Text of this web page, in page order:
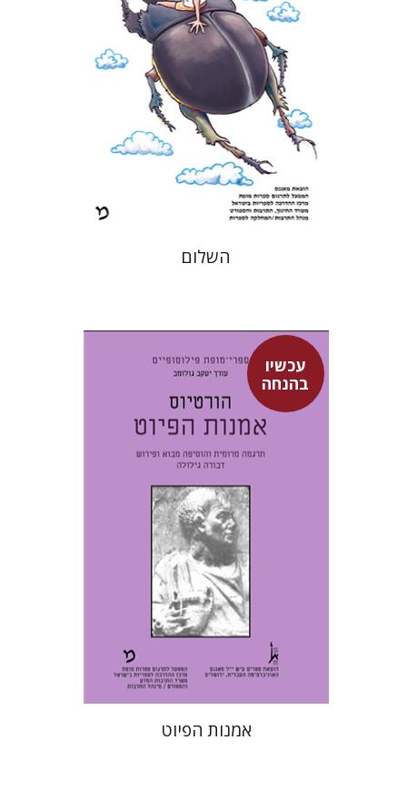
הנחת אתר ספר מודפס
$23
$21
השלום
עכשיו
בהנחה
קוינטוס הורטיוס פלקוס
דבורה גילולה
עכשיו בהנחה
$20
אמנות הפיוט